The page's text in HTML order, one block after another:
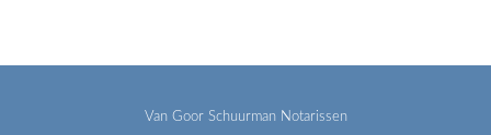
Van Goor Schuurman Notarissen